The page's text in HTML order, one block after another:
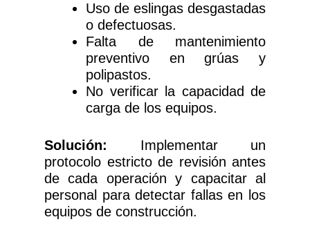
Uso de eslingas desgastadas
o defectuosas.
Falta de mantenimiento
preventivo en grúas y
polipastos.
No verificar la capacidad de
carga de los equipos.
Solución: Implementar un
protocolo estricto de revisión antes
de cada operación y capacitar al
personal para detectar fallas en los
equipos de construcción.